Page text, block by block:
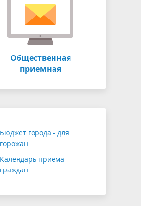
Общественная
приемная
Бюджет города - для
горожан
Календарь приема
граждан